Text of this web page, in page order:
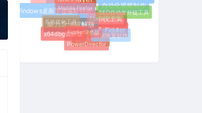
软件卸载工具
MX Player
威力导演破解版
WinMerge
Fiddler
自动化视频制作
Windows桌面下雪落叶特效
x64dbg破解版
PowerDirector
数据恢复软件
SEO自动发外链工具
系统优化工具
Fiddler绿色版
Fiddler破解版
Mozilla Firefox